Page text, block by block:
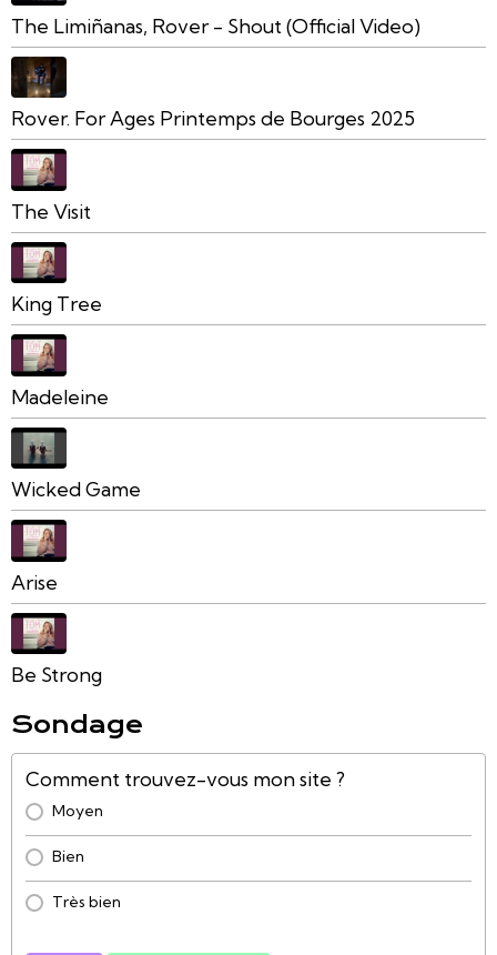
The Limiñanas, Rover - Shout (Official Video)
Rover. For Ages Printemps de Bourges 2025
The Visit
King Tree
Madeleine
Wicked Game
Arise
Be Strong
Sondage
Comment trouvez-vous mon site ?
Moyen
Bien
Très bien